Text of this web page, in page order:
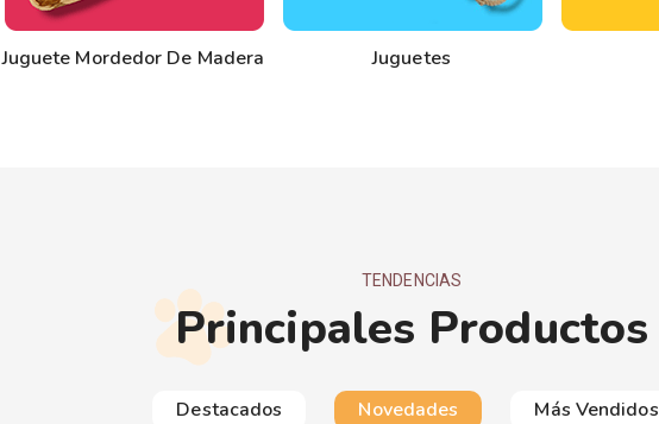
Juguete Mordedor De Madera Juguetes
TENDENCIAS
Principales Productos
Destacados Novedades Más Vendidos